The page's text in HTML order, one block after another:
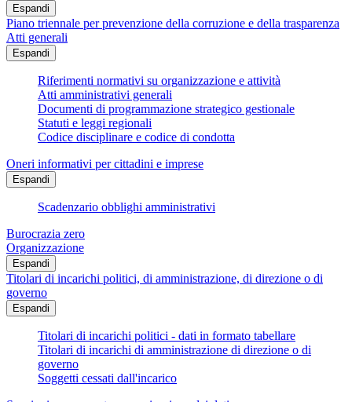
Espandi
Piano triennale per prevenzione della corruzione e della trasparenza
Atti generali
Espandi
Riferimenti normativi su organizzazione e attività
Atti amministrativi generali
Documenti di programmazione strategico gestionale
Statuti e leggi regionali
Codice disciplinare e codice di condotta
Oneri informativi per cittadini e imprese
Espandi
Scadenzario obblighi amministrativi
Burocrazia zero
Organizzazione
Espandi
Titolari di incarichi politici, di amministrazione, di direzione o di
governo
Espandi
Titolari di incarichi politici - dati in formato tabellare
Titolari di incarichi di amministrazione di direzione o di
governo
Soggetti cessati dall'incarico